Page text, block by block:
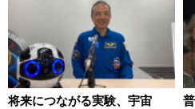
将来につながる実験、宇宙